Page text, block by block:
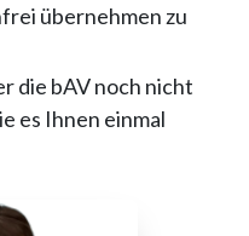
übernehmen zu
die bAV noch nicht
es Ihnen einmal